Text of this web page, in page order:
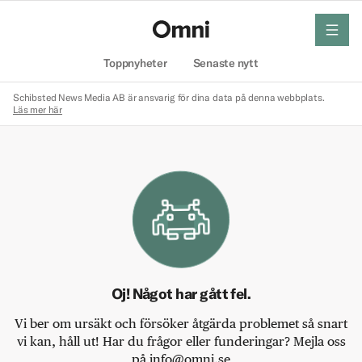
Toppnyheter Senaste nytt
meny
Schibsted News Media AB är ansvarig för dina data på denna webbplats.
Läs mer här
Oj! Något har gått fel.
Vi ber om ursäkt och försöker åtgärda problemet så snart
vi kan, håll ut! Har du frågor eller funderingar? Mejla oss